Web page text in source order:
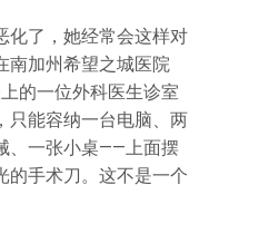
化了，她经常会这样对
南加州希望之城医院
的一位外科医生诊室
只能容纳一台电脑、两
、一张小桌——上面摆
的手术刀。这不是一个